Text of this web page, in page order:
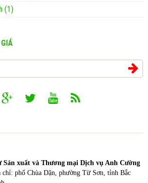
(1)
xuất và Thương mại Dịch vụ Anh Cường
phố Chùa Dận, phường Từ Sơn, tỉnh Bắc